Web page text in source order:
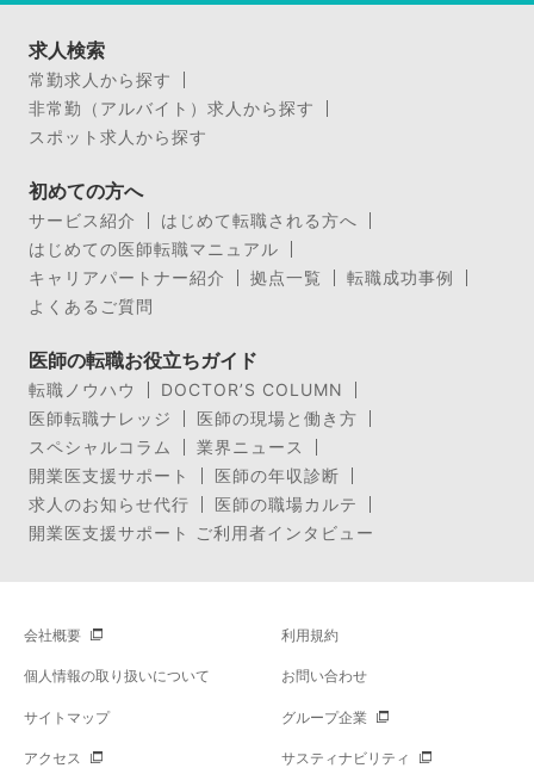
求人検索
常勤求人から探す
非常勤（アルバイト）求人から探す
スポット求人から探す
初めての方へ
サービス紹介
はじめて転職される方へ
はじめての医師転職マニュアル
キャリアパートナー紹介
拠点一覧
転職成功事例
よくあるご質問
医師の転職お役立ちガイド
転職ノウハウ
DOCTOR’S COLUMN
医師転職ナレッジ
医師の現場と働き方
スペシャルコラム
業界ニュース
開業医支援サポート
医師の年収診断
求人のお知らせ代行
医師の職場カルテ
開業医支援サポート ご利用者インタビュー
会社概要 利用規約
個人情報の取り扱いについて お問い合わせ
サイトマップ グループ企業
アクセス サスティナビリティ